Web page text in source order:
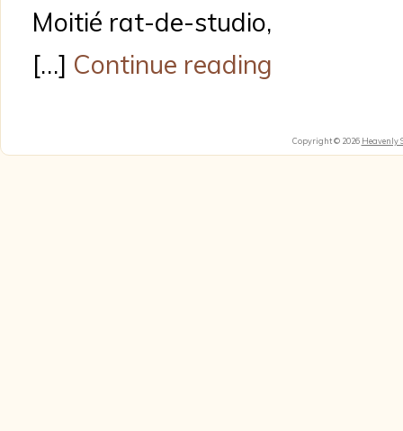
Moitié rat-de-studio,
[…] Continue reading
Copyright © 2026 Heavenly